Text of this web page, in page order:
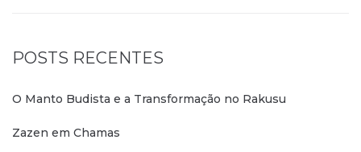
POSTS RECENTES
O Manto Budista e a Transformação no Rakusu
Zazen em Chamas